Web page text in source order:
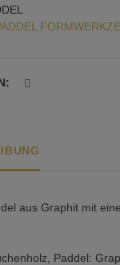
aus Graphit mit
Paddel: